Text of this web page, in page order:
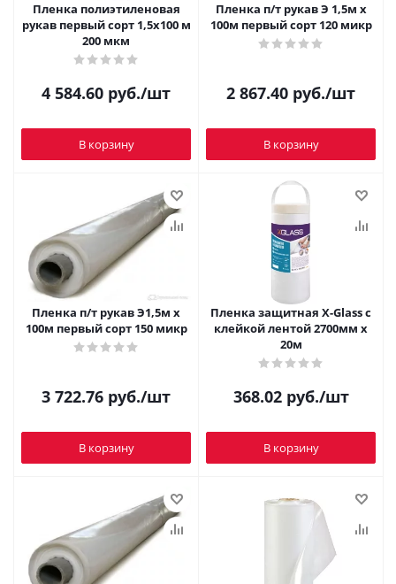
Пленка полиэтиленовая
рукав первый сорт 1,5х100 м
200 мкм
4 584.60 руб./шт
В корзину
Пленка п/т рукав Э 1,5м х
100м первый сорт 120 микр
2 867.40 руб./шт
В корзину
Пленка п/т рукав Э1,5м х
100м первый сорт 150 микр
3 722.76 руб./шт
В корзину
Пленка защитная X-Glass с
клейкой лентой 2700мм х
20м
368.02руб./шт
В корзину